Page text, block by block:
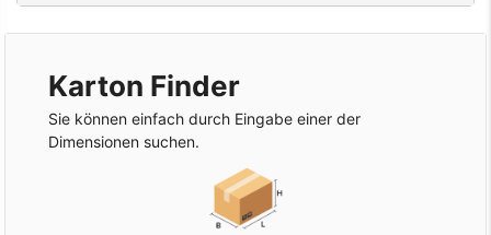
Karton Finder
Sie können einfach durch Eingabe einer der
Dimensionen suchen.